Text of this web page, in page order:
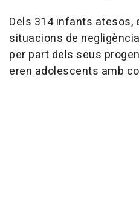
Dels 314 infants atesos,
situacions de
per part dels seus
eren adolescents amb